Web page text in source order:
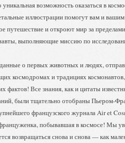
возможность оказаться в
иллюстрации помогут вам и
путешествие и откроют мир за
выполняющие миссию по
о первых животных и людях,
космодромах и традициях
Все знания, как и цитаты
были тщательно отобраны Пьером-
французского журнала Air et
побывавшая в космосе! Мы
возвращаться снова и снова — как